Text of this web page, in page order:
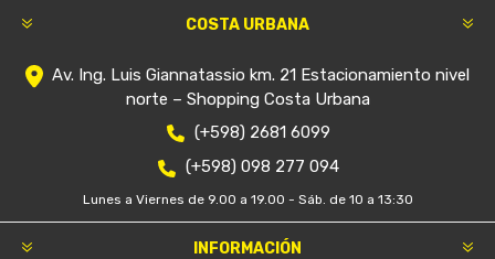
COSTA URBANA
Av. Ing. Luis Giannatassio km. 21 Estacionamiento nivel
norte – Shopping Costa Urbana
(+598) 2681 6099
(+598) 098 277 094
Lunes a Viernes de 9.00 a 19.00 - Sáb. de 10 a 13:30
INFORMACIÓN